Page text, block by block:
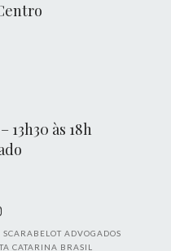
13h30 às 18h
ADVOGADOS
CATARINA BRASIL